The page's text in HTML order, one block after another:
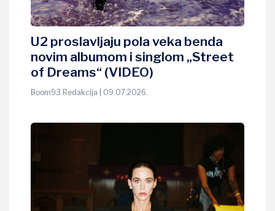
U2 proslavljaju pola veka benda
novim albumom i singlom „Street
of Dreams“ (VIDEO)
Boom93 Redakcija | 09.07.2026.